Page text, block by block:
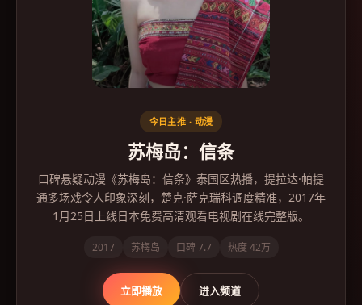
今日主推 · 动漫
苏梅岛：信条
口碑悬疑动漫《苏梅岛：信条》泰国区热播，提拉达·帕提
通多场戏令人印象深刻，楚克·萨克瑞科调度精准，2017年
1月25日上线日本免费高清观看电视剧在线完整版。
2017 苏梅岛 口碑7.7 热度 42万
立即播放 进入频道